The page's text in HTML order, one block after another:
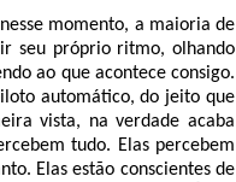
momento, a maioria de
seu próprio ritmo, olhando
ao que acontece consigo.
automático, do jeito que
vista, na verdade acaba
tudo. Elas percebem
Elas estão conscientes de